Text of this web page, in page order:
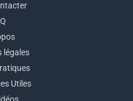
légales
Utiles